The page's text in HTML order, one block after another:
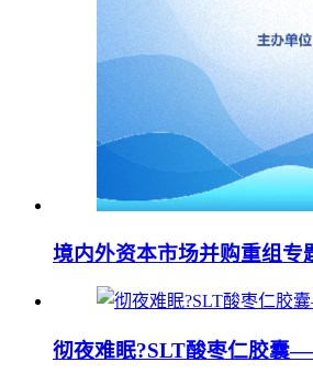
境内外资本市场并购重组专
彻夜难眠?SLT酸枣仁胶囊